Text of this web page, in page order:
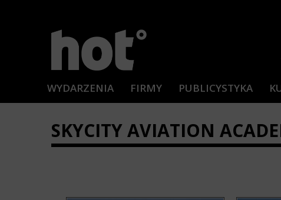
WYDARZENIA FIRMY PUBLICYSTYKA
SKYCITY AVIATION